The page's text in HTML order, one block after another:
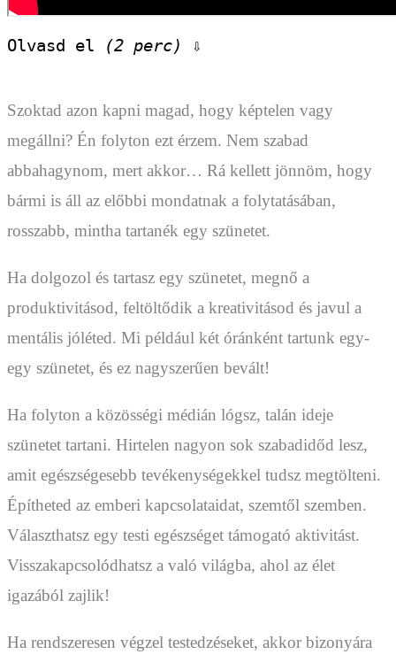
Olvasd el (2 perc) ⇩
Szoktad azon kapni magad, hogy képtelen vagy
megállni? Én folyton ezt érzem. Nem szabad
abbahagynom, mert akkor… Rá kellett jönnöm, hogy
bármi is áll az előbbi mondatnak a folytatásában,
rosszabb, mintha tartanék egy szünetet.
Ha dolgozol és tartasz egy szünetet, megnő a
produktivitásod, feltöltődik a kreativitásod és javul a
mentális jóléted. Mi például két óránként tartunk egy-
egy szünetet, és ez nagyszerűen bevált!
Ha folyton a közösségi médián lógsz, talán ideje
szünetet tartani. Hirtelen nagyon sok szabadidőd lesz,
amit egészségesebb tevékenységekkel tudsz megtölteni.
Építheted az emberi kapcsolataidat, szemtől szemben.
Választhatsz egy testi egészséget támogató aktivitást.
Visszakapcsolódhatsz a való világba, ahol az élet
igazából zajlik!
Ha rendszeresen végzel testedzéseket, akkor bizonyára